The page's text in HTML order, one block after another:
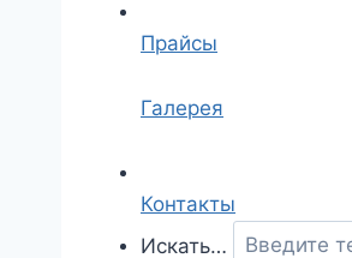
Прайсы
Галерея
Контакты
Искать…